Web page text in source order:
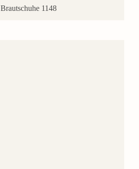
Brautschuhe 1148